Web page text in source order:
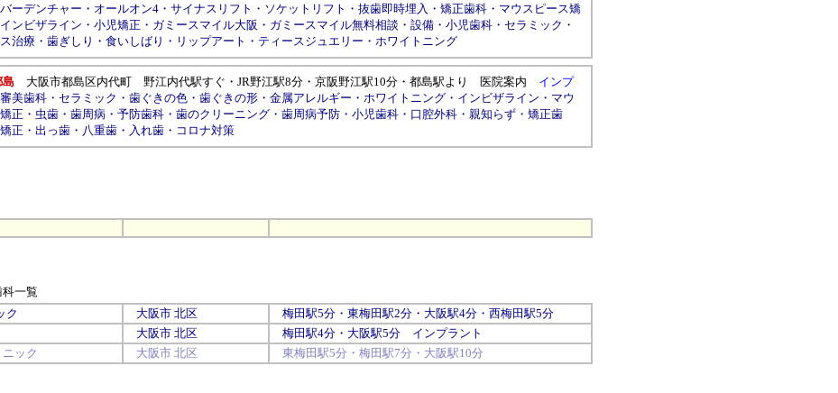
ーデンチャー ・ オールオン4 ・ サイナスリフト ・ ソケットリフト ・ 抜歯即時埋入 ・ 矯正歯科 ・ マウスピース矯
インビザライン ・ 小児矯正 ・ ガミースマイル大阪 ・ ガミースマイル無料相談 ・ 設備 ・ 小児歯科 ・ セラミック ・
治療 ・ 歯ぎしり ・ 食いしばり ・ リップアート ・ ティースジュエリー ・ ホワイトニング
島 大阪市都島区内代町 野江内代駅すぐ・ JR野江駅8分・ 京阪野江駅10分・ 都島駅より 医院案内
インプ
審美歯科 ・ セラミック ・ 歯ぐきの色 ・ 歯ぐきの形 ・ 金属アレルギー ・ ホワイトニング ・ インビザライン ・ マウ
正 ・ 虫歯 ・ 歯周病 ・ 予防歯科 ・ 歯のクリーニング ・ 歯周病予防 ・ 小児歯科 ・ 口腔外科 ・ 親知らず ・ 矯正歯
正 ・ 出っ歯 ・ 八重歯 ・ 入れ歯 ・ コロナ対策
科一覧
ク
大阪市 北区 梅田駅5分・ 東梅田駅2分・ 大阪駅4分・ 西梅田駅5分
大阪市 北区 梅田駅4分・ 大阪駅5分 インプラント
ック
大阪市 北区 東梅田 駅5分・ 梅田 駅7分・ 大阪駅10分